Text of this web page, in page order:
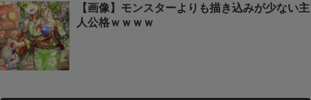
【画像】モンスターよりも描き込みが少ない主
人公格ｗｗｗｗ